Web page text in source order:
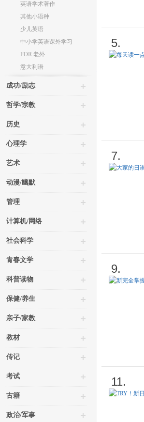
英语学术著作
其他小语种
少儿英语
中小学英语课外学习
FOR 老外
意大利语
成功/励志
哲学/宗教
历史
心理学
艺术
动漫/幽默
管理
计算机/网络
社会科学
青春文学
科普读物
保健/养生
亲子/家教
教材
传记
考试
古籍
政治/军事
5.
7.
9.
11.